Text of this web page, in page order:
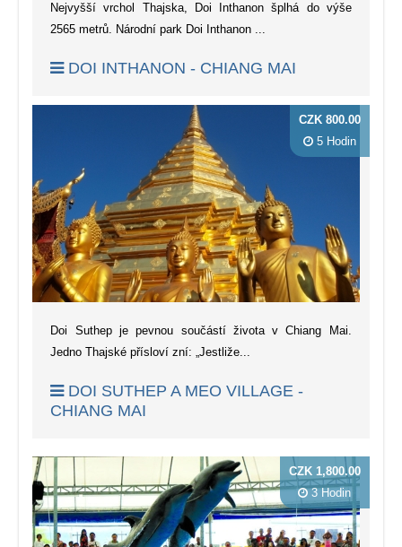
Nejvyšší vrchol Thajska, Doi Inthanon šplhá do výše
2565 metrů. Národní park Doi Inthanon ...
DOI INTHANON - CHIANG MAI
Doi Suthep je pevnou součástí života v Chiang Mai.
Jedno Thajské přísloví zní: „Jestliže...
DOI SUTHEP A MEO VILLAGE -
CHIANG MAI
CZK 800.00
5 Hodin
CZK 1,800.00
3 Hodin